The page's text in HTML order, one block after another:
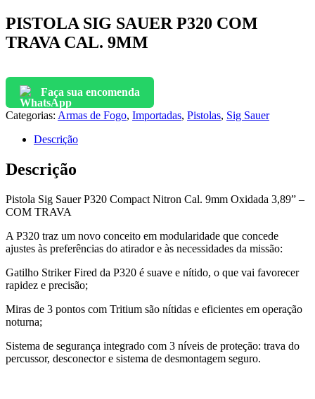
PISTOLA SIG SAUER P320 COM
TRAVA CAL. 9MM
Faça sua encomenda
Categorias: Armas de Fogo, Importadas, Pistolas, Sig Sauer
Descrição
Descrição
Pistola Sig Sauer P320 Compact Nitron Cal. 9mm Oxidada 3,89” –
COM TRAVA
A P320 traz um novo conceito em modularidade que concede
ajustes às preferências do atirador e às necessidades da missão:
Gatilho Striker Fired da P320 é suave e nítido, o que vai favorecer
rapidez e precisão;
Miras de 3 pontos com Tritium são nítidas e eficientes em operação
noturna;
Sistema de segurança integrado com 3 níveis de proteção: trava do
percussor, desconector e sistema de desmontagem seguro.